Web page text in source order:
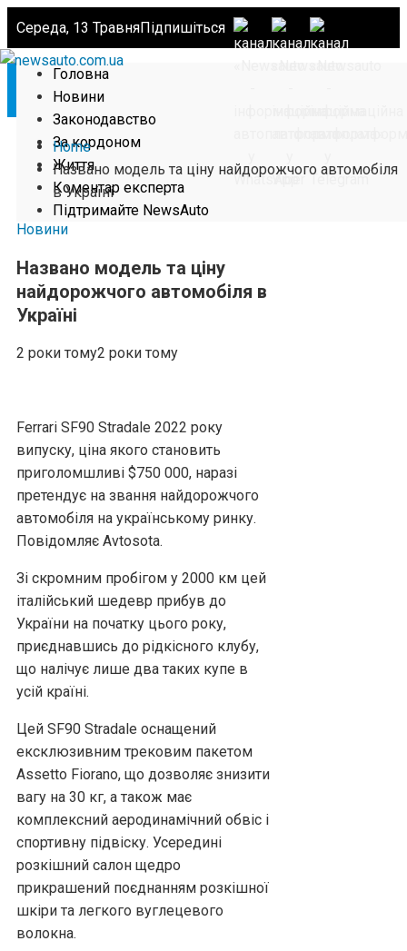
Середа, 13 ТравняПідпишіться
Головна
Новини
Законодавство
За кордоном
Життя
Коментар експерта
Підтримайте NewsAuto
Home
Названо модель та ціну найдорожчого автомобіля
в Україні
Новини
Названо модель та ціну
найдорожчого автомобіля в
Україні
2 роки тому2 роки тому
Ferrari SF90 Stradale 2022 року
випуску, ціна якого становить
приголомшливі $750 000, наразі
претендує на звання найдорожчого
автомобіля на українському ринку.
Повідомляє Аvtosota.
Зі скромним пробігом у 2000 км цей
італійський шедевр прибув до
України на початку цього року,
приєднавшись до рідкісного клубу,
що налічує лише два таких купе в
усій країні.
Цей SF90 Stradale оснащений
ексклюзивним трековим пакетом
Assetto Fiorano, що дозволяє знизити
вагу на 30 кг, а також має
комплексний аеродинамічний обвіс і
спортивну підвіску. Усередині
розкішний салон щедро
прикрашений поєднанням розкішної
шкіри та легкого вуглецевого
волокна.